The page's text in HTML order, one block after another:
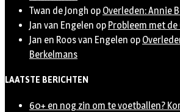
Twan de Jongh op Overleden: Annie
Jan van Engelen op Probleem met
Jan en Roos van Engelen op
Berkelmans
LAATSTE BERICHTEN
60+ en nog zin om te voetballen?